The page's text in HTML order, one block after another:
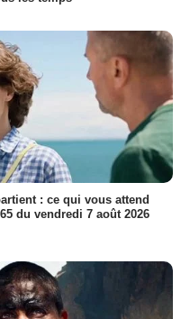
: ce qui vous attend
du vendredi 7 août 2026